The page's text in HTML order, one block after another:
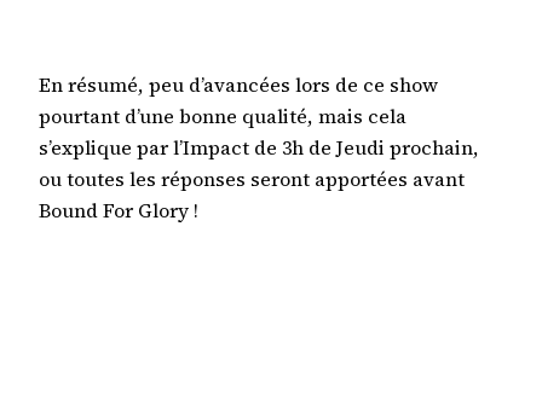
En résumé, peu d’avancées lors de ce show
pourtant d’une bonne qualité, mais cela
s’explique par l’Impact de 3h de Jeudi prochain,
ou toutes les réponses seront apportées avant
Bound For Glory !